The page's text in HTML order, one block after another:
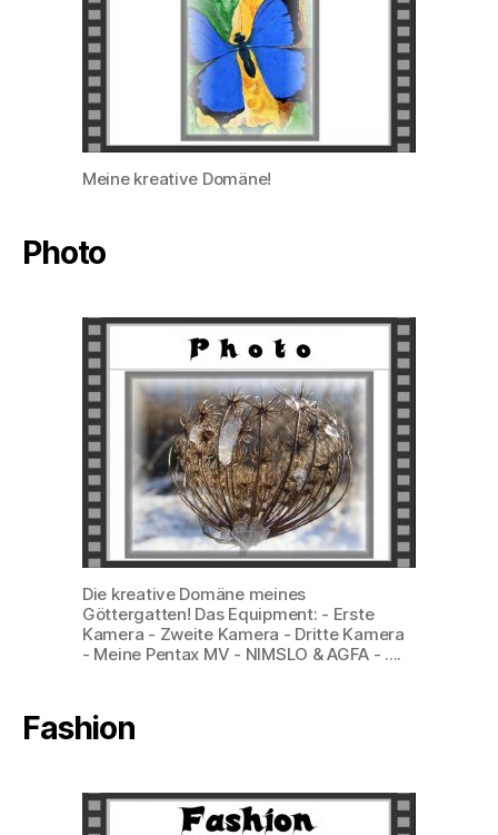
Meine kreative Domäne!
Photo
Die kreative Domäne meines
Göttergatten! Das Equipment: - Erste
Kamera - Zweite Kamera - Dritte Kamera
- Meine Pentax MV - NIMSLO & AGFA - ....
Fashion